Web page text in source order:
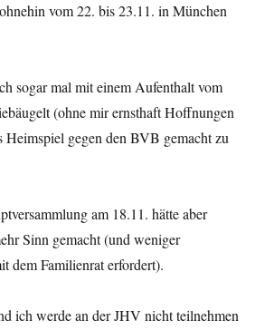
vom 22. bis 23.11. in München
sogar mal mit einem Aufenthalt vom
(ohne mir ernsthaft Hoffnungen
Heimspiel gegen den BVB gemacht zu
am 18.11. hätte aber
Sinn gemacht (und weniger
dem Familienrat erfordert).
ich werde an der JHV nicht teilnehmen